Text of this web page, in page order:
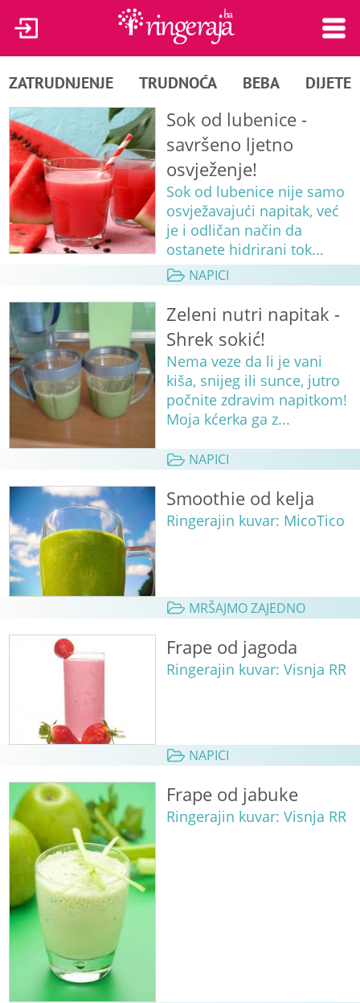
ZATRUDNJENJE TRUDNOĆA BEBA DIJETE
Sok od lubenice -
savršeno ljetno
osvježenje!
Sok od lubenice nije samo
osvježavajući napitak, već
je i odličan način da
ostanete hidrirani tok...
NAPICI
Zeleni nutri napitak -
Shrek sokić!
Nema veze da li je vani
kiša, snijeg ili sunce, jutro
počnite zdravim napitkom!
Moja kćerka ga z...
NAPICI
Smoothie od kelja
Ringerajin kuvar: MicoTico
MRŠAJMO ZAJEDNO
Frape od jagoda
Ringerajin kuvar: Visnja RR
NAPICI
Frape od jabuke
Ringerajin kuvar: Visnja RR